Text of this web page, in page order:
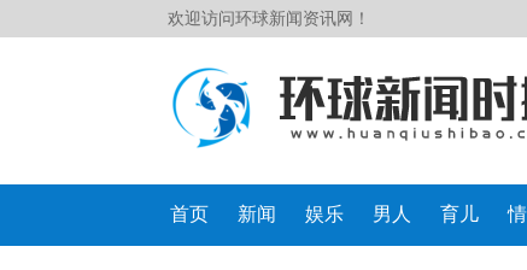
欢迎访问环球新闻资讯网！
首页 新闻 娱乐 男人 育儿